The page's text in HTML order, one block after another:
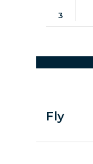
3
Fly